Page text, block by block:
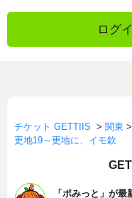
ログ
チケット GETTIIS > 関東 >
更地19～更地に、イモ欽
「ポみっと」が